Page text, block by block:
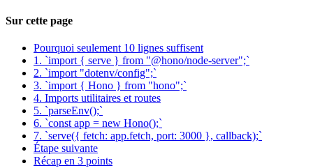
Sur cette page
Pourquoi seulement 10 lignes suffisent
1. `import { serve } from "@hono/node-server";`
2. `import "dotenv/config";`
3. `import { Hono } from "hono";`
4. Imports utilitaires et routes
5. `parseEnv();`
6. `const app = new Hono();`
7. `serve({ fetch: app.fetch, port: 3000 }, callback);`
Étape suivante
Récap en 3 points